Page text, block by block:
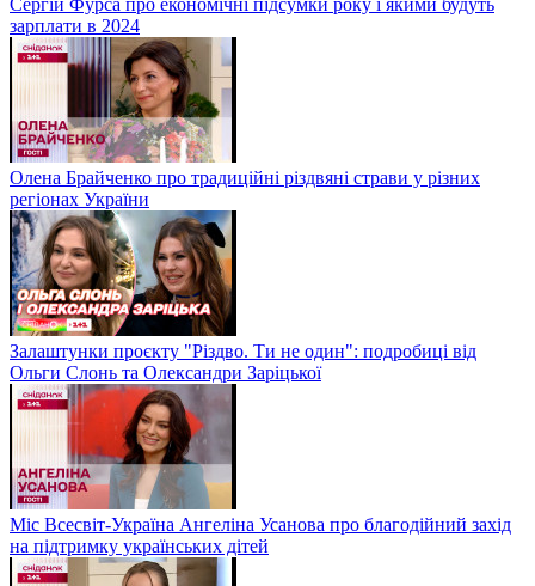
зарплати в 2024
Олена Брайченко про традиційні різдвяні страви у різних
регіонах України
Залаштунки проєкту "Різдво. Ти не один": подробиці від
Ольги Слонь та Олександри Заріцької
Міс Всесвіт-Україна Ангеліна Усанова про благодійний захід
на підтримку українських дітей